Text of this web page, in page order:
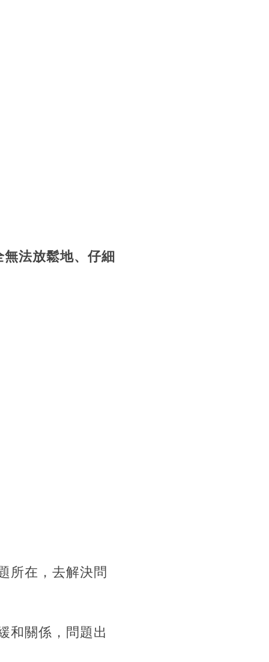
法放鬆地、仔細
所在，去解決問
和關係，問題出